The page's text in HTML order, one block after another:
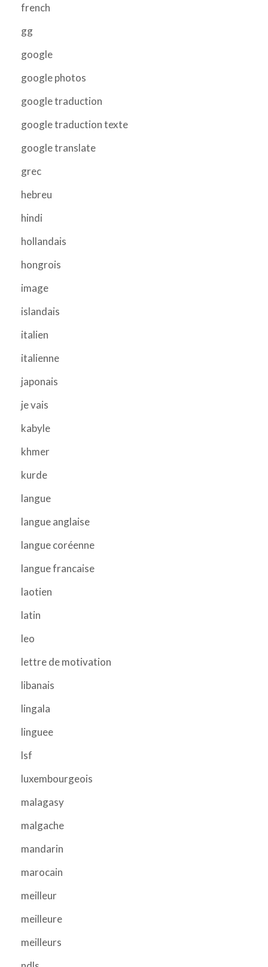
french
gg
google
google photos
google traduction
google traduction texte
google translate
grec
hebreu
hindi
hollandais
hongrois
image
islandais
italien
italienne
japonais
je vais
kabyle
khmer
kurde
langue
langue anglaise
langue coréenne
langue francaise
laotien
latin
leo
lettre de motivation
libanais
lingala
linguee
lsf
luxembourgeois
malagasy
malgache
mandarin
marocain
meilleur
meilleure
meilleurs